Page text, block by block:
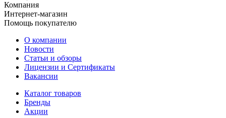
Компания
Интернет-магазин
Помощь покупателю
О компании
Новости
Статьи и обзоры
Лицензии и Сертификаты
Вакансии
Каталог товаров
Бренды
Акции